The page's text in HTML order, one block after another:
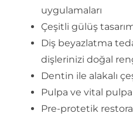
uygulamaları
Çeşitli gülüş
Diş beyazlatma
dişlerinizi doğal
Dentin ile alakalı
Pulpa ve vital
Pre-protetik